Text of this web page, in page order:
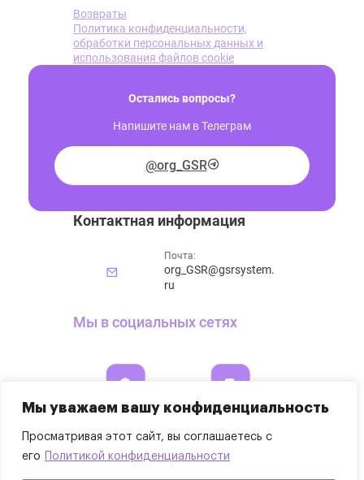
Мы уважаем вашу конфиденциальность
Просматривая этот сайт, вы соглашаетесь с
его
Политикой конфиденциальности
Возвраты
Политика конфиденциальности,
обработки персональных данных и
использования файлов cookie
Остались вопросы?
Напишите нам в Телеграм
@org_GSR
Контактная информация
Почта:
org_GSR@gsrsystem.
ru
Мы в социальных сетях
©2025 ООО «ГСР СИСТЕМ»